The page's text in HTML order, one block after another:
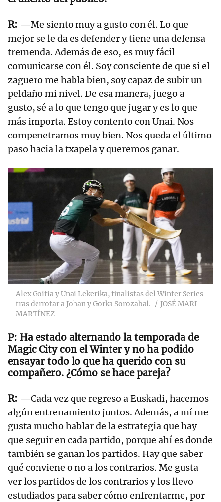
—Me siento muy a gusto con él. Lo que
mejor se le da es defender y tiene una defensa
tremenda. Además de eso, es muy fácil
comunicarse con él. Soy consciente de que si el
zaguero me habla bien, soy capaz de subir un
peldaño mi nivel. De esa manera, juego a
gusto, sé a lo que tengo que jugar y es lo que
más importa. Estoy contento con Unai. Nos
compenetramos muy bien. Nos queda el último
paso hacia la txapela y queremos ganar.
Alex Goitia y Unai Lekerika, finalistas del Winter Series
tras derrotar a Johan y Gorka Sorozabal.
JOSÉ MARI
MARTÍNEZ
Ha estado alternando la temporada de
Magic City con el Winter y no ha podido
ensayar todo lo que ha querido con su
compañero. ¿Cómo se hace pareja?
—Cada vez que regreso a Euskadi, hacemos
algún entrenamiento juntos. Además, a mí me
gusta mucho hablar de la estrategia que hay
que seguir en cada partido, porque ahí es donde
también se ganan los partidos. Hay que saber
qué conviene o no a los contrarios. Me gusta
ver los partidos de los contrarios y los llevo
estudiados para saber cómo enfrentarme, por